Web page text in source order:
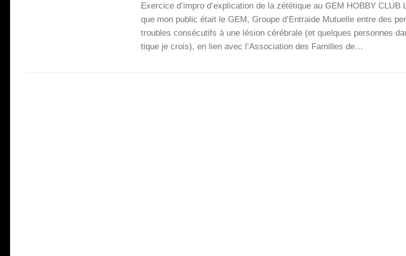
Exer­cice d’im­pro d’ex­pli­ca­tion de la zété­tique au GEM HOBBY CLUB
que mon public était le GEM, Groupe d’Entraide Mutuelle entre des
troubles consé­cu­tifs à une lésion céré­brale (et quelques per­sonnes
tique je crois), en lien avec l’As­so­cia­tion des Familles de…